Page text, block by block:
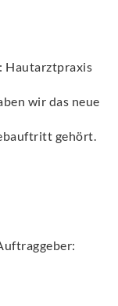
Hautarztpraxis
wir das neue
gehört.